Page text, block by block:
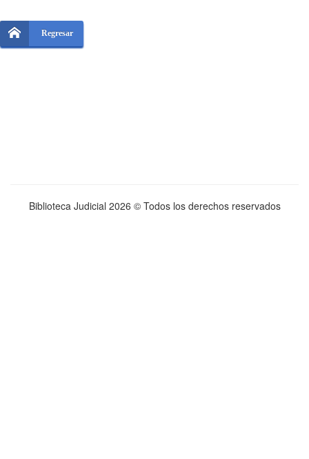
Regresar
Biblioteca Judicial 2026 © Todos los derechos reservados